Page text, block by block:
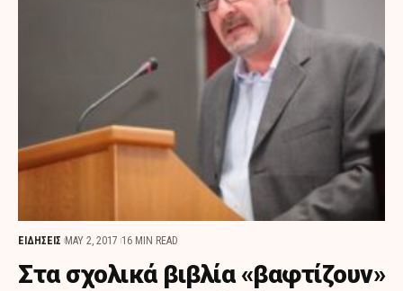
ΕΙΔΗΣΕΙΣ MAY 2, 2017 16 MIN READ
Στα σχολικά βιβλία «βαφτίζουν»